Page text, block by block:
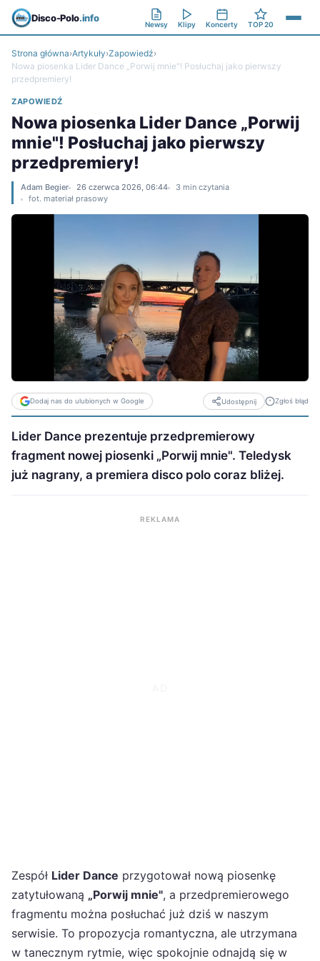
Disco-Polo.info
Newsy Klipy Koncerty TOP 20
Strona główna›Artykuły›Zapowiedź›
Nowa piosenka Lider Dance „Porwij mnie"! Posłuchaj jako pierwszy
przedpremiery!
ZAPOWIEDŹ
Nowa piosenka Lider Dance „Porwij
mnie"! Posłuchaj jako pierwszy
przedpremiery!
Adam Begier 26 czerwca 2026, 06:44
3 min czytania
fot. materiał prasowy
Dodaj nas do ulubionych w Google Udostępnij Zgłoś błąd
Lider Dance prezentuje przedpremierowy
fragment nowej piosenki „Porwij mnie". Teledysk
już nagrany, a premiera disco polo coraz bliżej.
REKLAMA
Zespół Lider Dance przygotował nową piosenkę
zatytułowaną „Porwij mnie", a przedpremierowego
fragmentu można posłuchać już dziś w naszym
serwisie. To propozycja romantyczna, ale utrzymana
w tanecznym rytmie, więc spokojnie odnajdą się w